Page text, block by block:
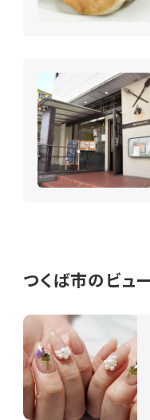
つくば市のビュ